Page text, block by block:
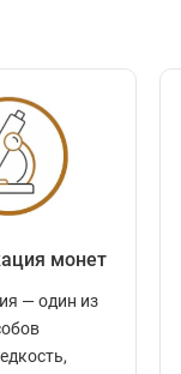
монет
— один из